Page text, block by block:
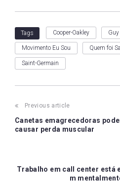
Tags Cooper-Oakley
Movimento Eu Sou Quem foi
Saint-Germain
Post
navigation
Previous article
Canetas emagrecedoras
causar perda muscular
Trabalho em call center está
m